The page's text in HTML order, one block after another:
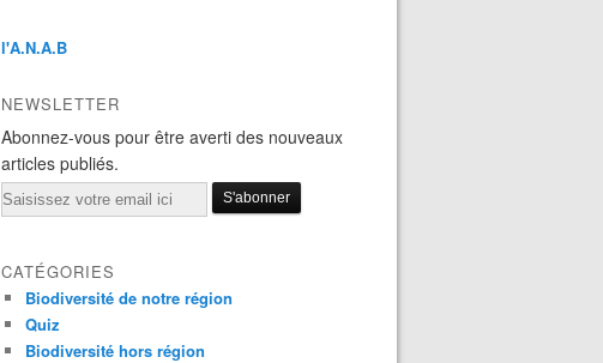
l'A.N.A.B
NEWSLETTER
Abonnez-vous pour être averti des nouveaux
articles publiés.
Email
CATÉGORIES
Biodiversité de notre région
Quiz
Biodiversité hors région